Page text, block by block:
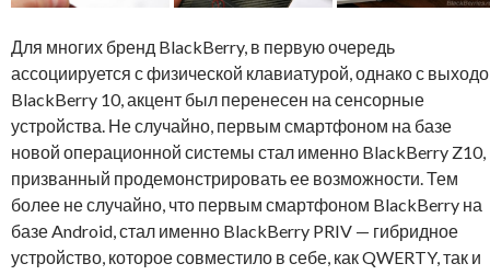
Для многих бренд BlackBerry, в первую очередь
ассоциируется с физической клавиатурой, однако с
BlackBerry 10, акцент был перенесен на сенсорные
устройства. Не случайно, первым смартфоном на базе
новой операционной системы стал именно BlackBerry Z10,
призванный продемонстрировать ее возможности. Тем
более не случайно, что первым смартфоном BlackBerry на
базе Android, стал именно BlackBerry PRIV — гибридное
устройство, которое совместило в себе, как QWERTY, так и